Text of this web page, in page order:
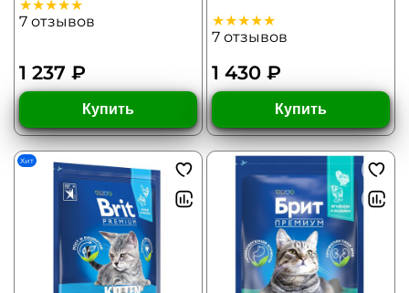
7 отзывов
1 237 ₽
Купить
7 отзывов
1 430 ₽
Купить
Хит